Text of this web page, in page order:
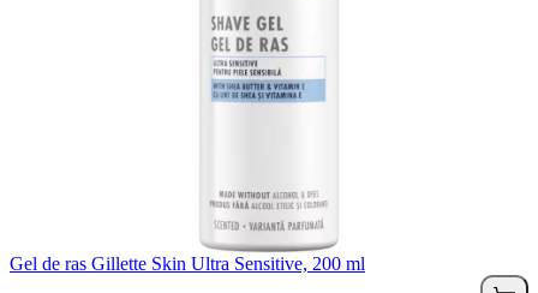
Gel de ras Gillette Skin Ultra Sensitive, 200 ml